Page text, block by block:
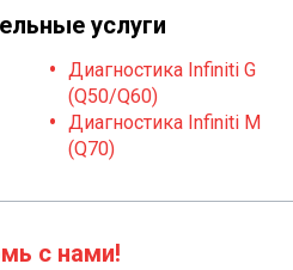
услуги
Диагностика Infiniti G
(Q50/Q60)
Диагностика Infiniti M
(Q70)
с нами!